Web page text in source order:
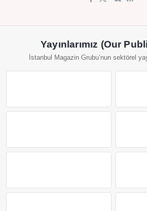
Yayınlarımız (Our
İstanbul Magazin Grubu’nun sektörel